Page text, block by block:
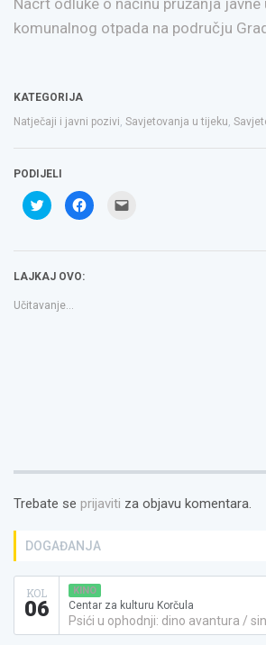
Nacrt odluke o načinu pružanja
komunalnog otpada na području
KATEGORIJA
Natječaji i javni pozivi, Savjetovanja u tijeku,
PODIJELI
Podijeli
na
Twitteru
u
prozoru)
Klikom
podijelite
u to
LAJKAJ OVO:
Učitavanje...
Trebate se prijaviti za objavu komentara.
DOGAĐANJA
KOL
06
KINO
Centar za kulturu Korčula
Psići u ophodnji: dino avantura /